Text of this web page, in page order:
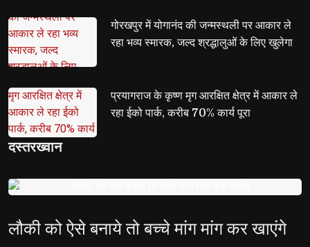
गोरखपुर में योगानंद की जन्मस्थली पर आकार ले
रहा भव्य स्मारक, जल्द श्रद्धालुओं के लिए खुलेगा
प्रयागराज के कृष्ण मृग आरक्षित क्षेत्र में आकार ले
रहा ईको पार्क, करीब 70% कार्य पूरा
दस्तरख्वान
लौकी को ऐसे बनाये तो बच्चे मांग मांग कर खाएंगे